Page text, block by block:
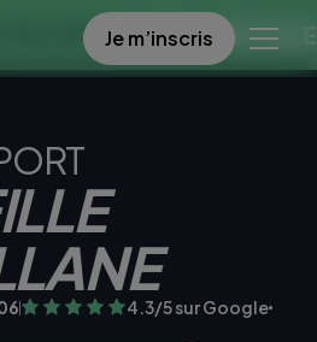
☀️ OFFRE SPECIALE DANS
Je m’inscris
4.3/5 sur Google